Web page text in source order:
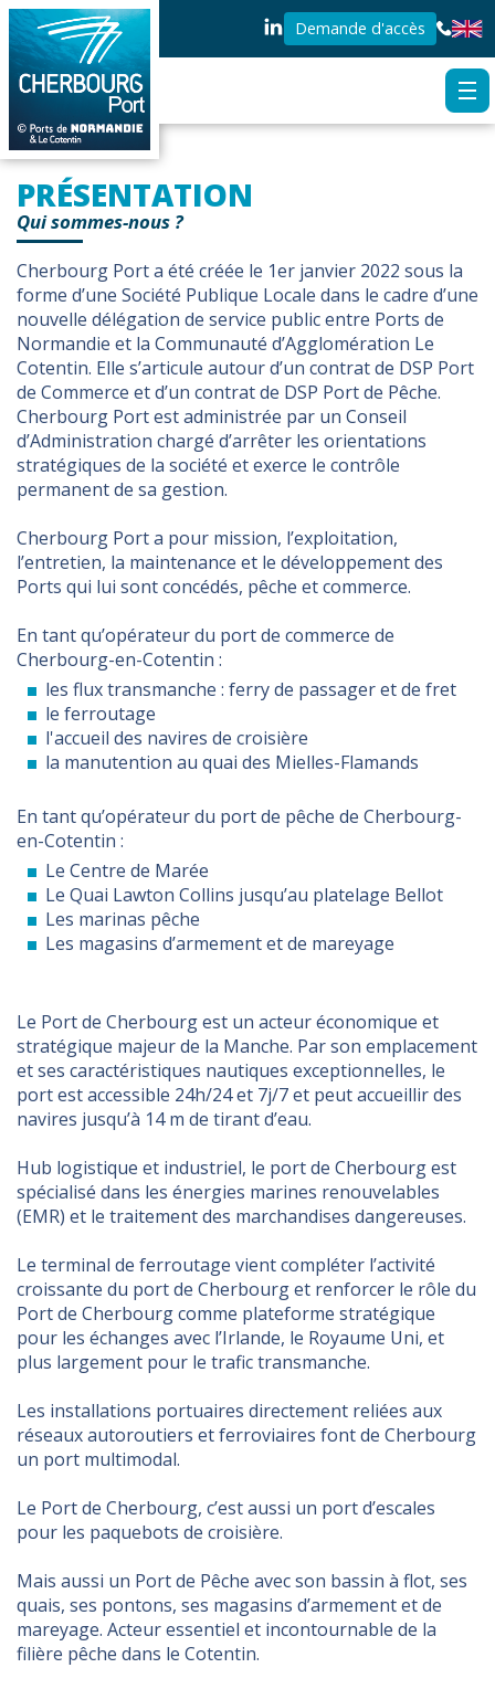
Demande d'accès
PRÉSENTATION
Qui sommes-nous ?
Cherbourg Port a été créée le 1er janvier 2022 sous la
forme d’une Société Publique Locale dans le cadre d’une
nouvelle délégation de service public entre Ports de
Normandie et la Communauté d’Agglomération Le
Cotentin. Elle s’articule autour d’un contrat de DSP Port
de Commerce et d’un contrat de DSP Port de Pêche.
Cherbourg Port est administrée par un Conseil
d’Administration chargé d’arrêter les orientations
stratégiques de la société et exerce le contrôle
permanent de sa gestion.
Cherbourg Port a pour mission, l’exploitation,
l’entretien, la maintenance et le développement des
Ports qui lui sont concédés, pêche et commerce.
En tant qu’opérateur du port de commerce de
Cherbourg-en-Cotentin :
les flux transmanche : ferry de passager et de fret
le ferroutage
l'accueil des navires de croisière
la manutention au quai des Mielles-Flamands
En tant qu’opérateur du port de pêche de Cherbourg-
en-Cotentin :
Le Centre de Marée
Le Quai Lawton Collins jusqu’au platelage Bellot
Les marinas pêche
Les magasins d’armement et de mareyage
Le Port de Cherbourg est un acteur économique et
stratégique majeur de la Manche. Par son emplacement
et ses caractéristiques nautiques exceptionnelles, le
port est accessible 24h/24 et 7j/7 et peut accueillir des
navires jusqu’à 14 m de tirant d’eau.
Hub logistique et industriel, le port de Cherbourg est
spécialisé dans les énergies marines renouvelables
(EMR) et le traitement des marchandises dangereuses.
Le terminal de ferroutage vient compléter l’activité
croissante du port de Cherbourg et renforcer le rôle du
Port de Cherbourg comme plateforme stratégique
pour les échanges avec l’Irlande, le Royaume Uni, et
plus largement pour le trafic transmanche.
Les installations portuaires directement reliées aux
réseaux autoroutiers et ferroviaires font de Cherbourg
un port multimodal.
Le Port de Cherbourg, c’est aussi un port d’escales
pour les paquebots de croisière.
Mais aussi un Port de Pêche avec son bassin à flot, ses
quais, ses pontons, ses magasins d’armement et de
mareyage. Acteur essentiel et incontournable de la
filière pêche dans le Cotentin.